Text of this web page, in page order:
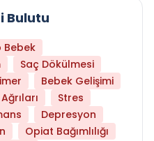
Bulutu
Bebek
Saç Dökülmesi
Bebek Gelişimi
Stres
Depresyon
Opiat Bağımlılığı